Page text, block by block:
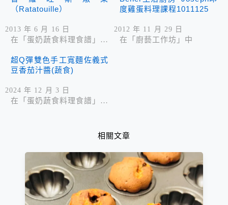
（Ratatouille）
2013 年 6 月 16 日
在「蛋奶蔬食料理食譜」中
度雞蛋料理課程1011125
2012 年 11 月 29 日
在「廚藝工作坊」中
超Q彈雙色手工寬麵佐義式
豆香茄汁醬(蔬食)
2024 年 12 月 3 日
在「蛋奶蔬食料理食譜」中
相關文章